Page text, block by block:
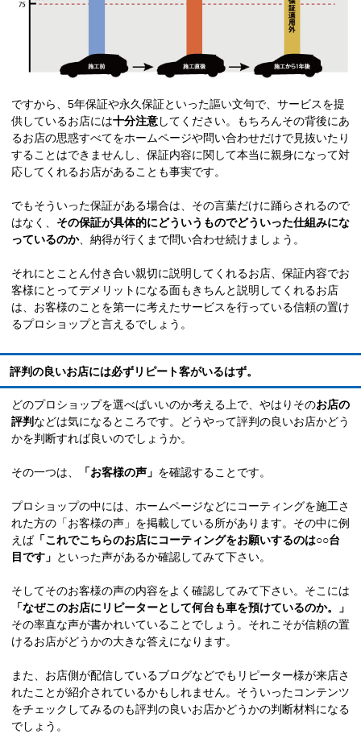
ですから、5年保証や永久保証といった謳い文句で、サービスを提
供しているお店には十分注意してください。もちろんその背後にあ
るお店の思惑すべてをホームページや問い合わせだけで見抜いたり
することはできませんし、保証内容に関して本当に親身になって対
応してくれるお店があることも事実です。
でもそういった保証がある場合は、その言葉だけに踊らされるので
はなく、 その保証が具体的にどういうものでどういった仕組みにな
っているのか、納得が行くまで問い合わせ続けましょう。
それにとことん付き合い親切に説明してくれるお店、保証内容でお
客様にとってデメリットになる面もきちんと説明してくれるお店
は、お客様のことを第一に考えたサービスを行っている信頼の置け
るプロショップと言えるでしょう。
評判の良いお店には必ずリピート客がいるはず。
どのプロショップを選べばいいのか考える上で、やはりそのお店の
評判 などは気になるところです。どうやって評判の良いお店かどう
かを判断すれば良いのでしょうか。
その一つは、 「お客様の声」 を確認することです。
プロショップの中には、ホームページなどにコーティングを施工さ
れた方の「お客様の声」を掲載している所があります。その中に例
えば「これでこちらのお店にコーティングをお願いするのは○○台
目です」 といった声があるか確認してみて下さい。
そしてそのお客様の声の内容をよく確認してみて下さい。そこには
「なぜこのお店にリピーターとして何台も車を預けているのか。」
その率直な声が書かれいていることでしょう。それこそが信頼の置
けるお店がどうかの大きな答えになります。
また、お店側が配信しているブログなどでもリピーター様が来店さ
れたことが紹介されているかもしれません。そういったコンテンツ
をチェックしてみるのも評判の良いお店かどうかの判断材料になる
でしょう。